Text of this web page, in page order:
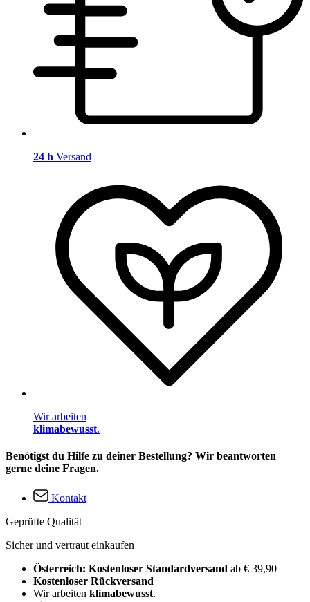
24 h Versand
Wir arbeiten
klimabewusst.
Benötigst du Hilfe zu deiner Bestellung? Wir beantworten
gerne deine Fragen.
Kontakt
Geprüfte Qualität
Sicher und vertraut einkaufen
Österreich: Kostenloser Standardversand ab € 39,90
Kostenloser Rückversand
Wir arbeiten klimabewusst.